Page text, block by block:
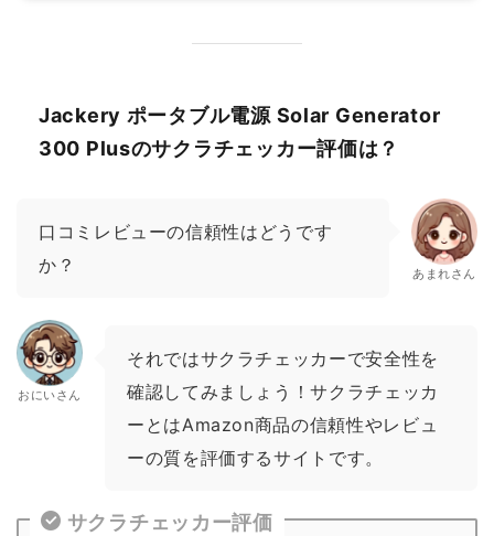
Jackery ポータブル電源 Solar Generator
300 Plusのサクラチェッカー評価は？
口コミレビューの信頼性はどうです
か？
あまれさん
おにいさん
それではサクラチェッカーで安全性を
確認してみましょう！サクラチェッカ
ーとはAmazon商品の信頼性やレビュ
ーの質を評価するサイトです。
サクラチェッカー評価